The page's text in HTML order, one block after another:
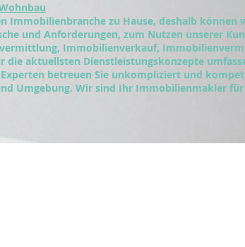
Immobilienbranche zu Hause, deshalb können
und Anforderungen, zum Nutzen unserer
Immobilienverkauf,
die aktuellsten Dienstleistungskonzepte
betreuen Sie unkompliziert und
Umgebung. Wir sind Ihr Immobilienmakler